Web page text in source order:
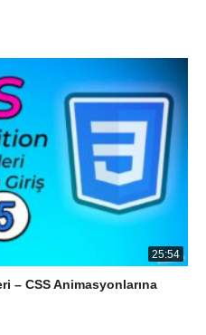
25:54
– CSS Animasyonlarına